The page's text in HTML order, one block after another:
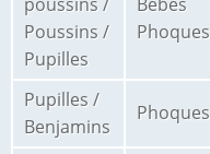
Poussins /
Pupilles
Phoques
Pupilles /
Benjamins
Phoques